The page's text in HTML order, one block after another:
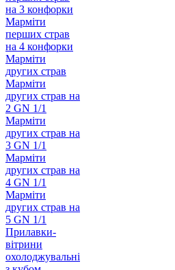
на 3 конфорки
Марміти
перших страв
на 4 конфорки
Марміти
других страв
Марміти
других страв на
2 GN 1/1
Марміти
других страв на
3 GN 1/1
Марміти
других страв на
4 GN 1/1
Марміти
других страв на
5 GN 1/1
Прилавки-
вітрини
охолоджувальні